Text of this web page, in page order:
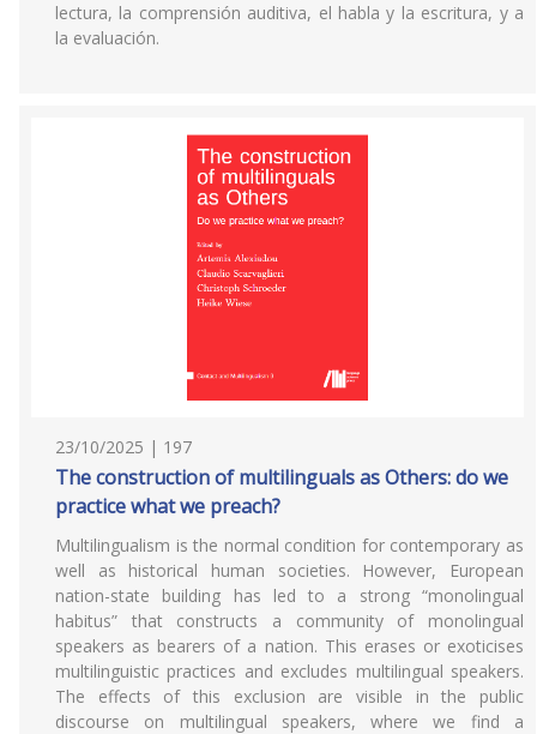
lectura, la comprensión auditiva, el habla y la escritura, y a
la evaluación.
23/10/2025 | 197
The construction of multilinguals as Others: do we
practice what we preach?
Multilingualism is the normal condition for contemporary as
well as historical human societies. However, European
nation-state building has led to a strong “monolingual
habitus” that constructs a community of monolingual
speakers as bearers of a nation. This erases or exoticises
multilinguistic practices and excludes multilingual speakers.
The effects of this exclusion are visible in the public
discourse on multilingual speakers, where we find a